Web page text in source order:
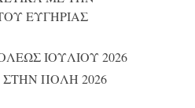
ΕΥΓΗΡΙΑΣ
ΙΟΥΛΙΟΥ 2026
ΠΟΛΗ 2026